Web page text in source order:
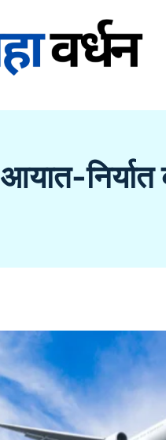
आयात-